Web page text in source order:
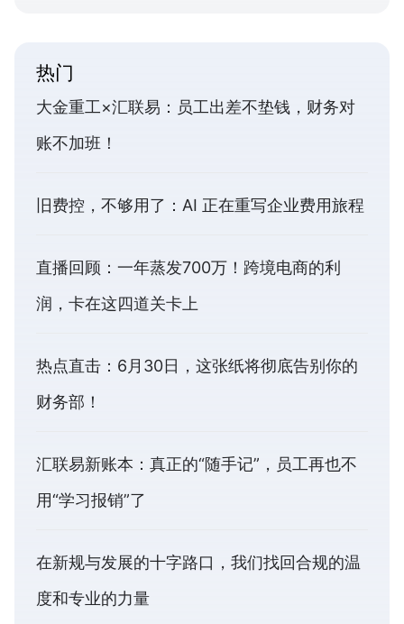
热门
大金重工×汇联易：员工出差不垫钱，财务对
账不加班！
旧费控，不够用了：AI 正在重写企业费用旅程
直播回顾：一年蒸发700万！跨境电商的利
润，卡在这四道关卡上
热点直击：6月30日，这张纸将彻底告别你的
财务部！
汇联易新账本：真正的“随手记”，员工再也不
用“学习报销”了
在新规与发展的十字路口，我们找回合规的温
度和专业的力量